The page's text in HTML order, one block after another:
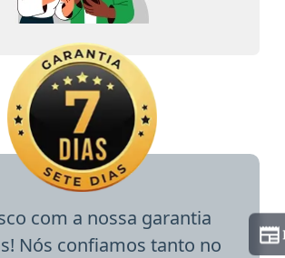
com a nossa garantia
Nós confiamos tanto no